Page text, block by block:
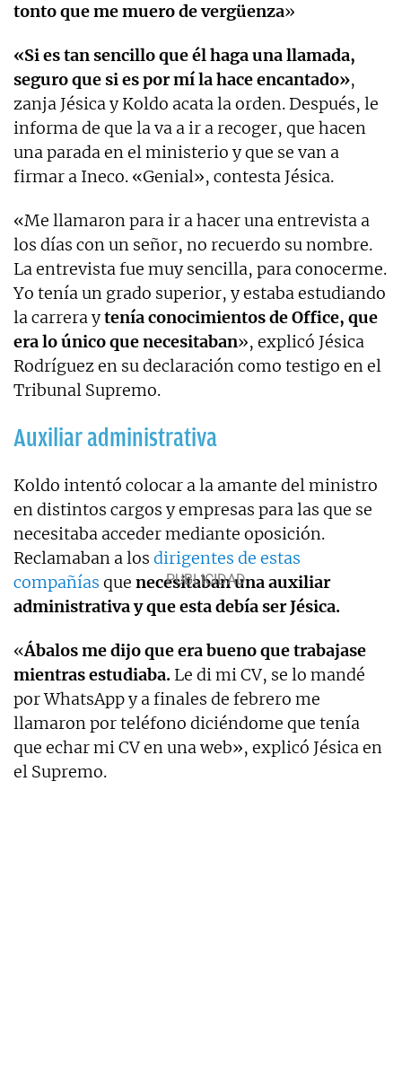
tonto queme muero de vergüenza»
«Si es tan sencillo que él haga una llamada,
seguro que si es por mí la hace encantado»,
zanja Jésica y Koldo acata la orden. Después, le
informa de que la va a ir a recoger, que hacen
una parada en el ministerio y que se van a
firmar a Ineco. «Genial», contesta Jésica.
«Me llamaron para ir a hacer una entrevista a
los días con un señor, no recuerdo su nombre.
La entrevista fue muy sencilla, para conocerme.
Yo tenía un grado superior, y estaba estudiando
la carrera ytenía conocimientos de Office, que
era lo único que necesitaban», explicó Jésica
Rodríguez en su declaración como testigo en el
Tribunal Supremo.
Auxiliar administrativa
Koldo intentó colocar a la amante del ministro
en distintos cargos y empresas para las que se
necesitaba acceder mediante oposición.
Reclamaban a los dirigentes de estas
compañías que necesitaban una auxiliar
administrativa y que esta debía ser Jésica.
«Ábalos me dijo que era bueno que trabajase
mientras estudiaba. Le di mi CV, se lo mandé
por WhatsApp y a finales de febrero me
llamaron por teléfono diciéndome que tenía
que echar mi CV en una web», explicó Jésica en
el Supremo.